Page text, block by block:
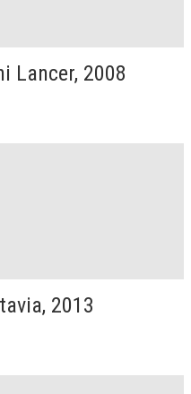
Lancer, 2008
2013